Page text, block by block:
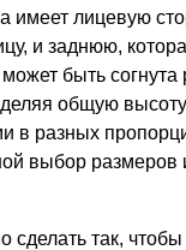
имеет лицевую
и заднюю,
быть
общую
в разных
выбор размеров
так, чтобы